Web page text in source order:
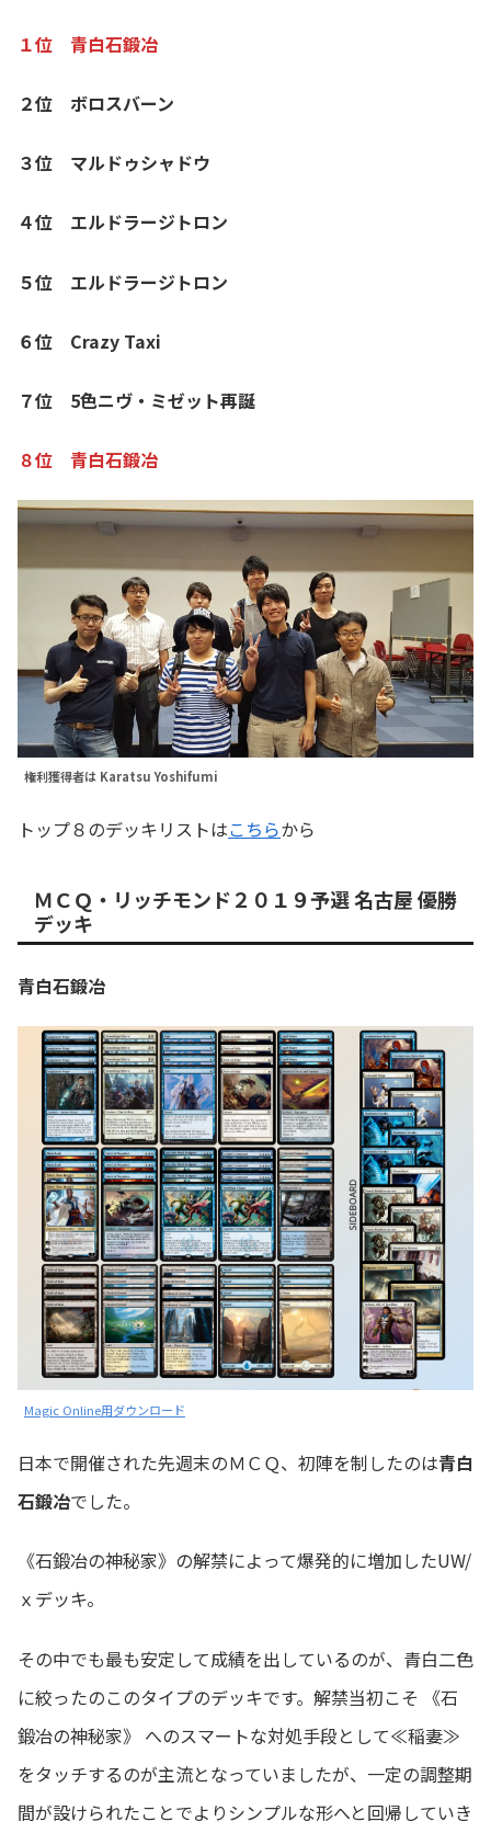
１位 青白石鍛冶
２位 ボロスバーン
３位 マルドゥシャドウ
４位 エルドラージトロン
５位 エルドラージトロン
６位 Crazy Taxi
７位 5色ニヴ・ミゼット再誕
８位 青白石鍛冶
権利獲得者は Karatsu Yoshifumi
トップ８のデッキリストはこちらから
ＭＣＱ・リッチモンド２０１９予選 名古屋 優勝
デッキ
青白石鍛冶
Magic Online用ダウンロード
日本で開催された先週末のＭＣＱ、初陣を制したのは青白
石鍛冶でした。
《石鍛冶の神秘家》の解禁によって爆発的に増加したUW/
ｘデッキ。
その中でも最も安定して成績を出しているのが、青白二色
に絞ったのこのタイプのデッキです。解禁当初こそ 《石
鍛冶の神秘家》 へのスマートな対処手段として≪稲妻≫
をタッチするのが主流となっていましたが、一定の調整期
間が設けられたことでよりシンプルな形へと回帰していき